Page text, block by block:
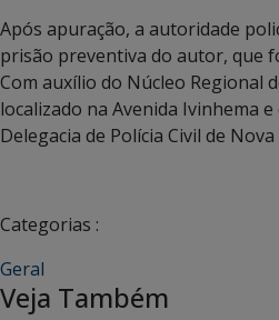
Após apuração, a autoridade
prisão preventiva do autor, que
Com auxílio do Núcleo Regional
localizado na Avenida Ivinhema
Delegacia de Polícia Civil de
Categorias :
Geral
Veja Também